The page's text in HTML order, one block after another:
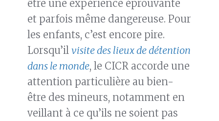
être une expérience éprouvante
et parfois même dangereuse. Pour
les enfants, c’est encore pire.
Lorsqu’il visite des lieux de détention
dans le monde, le CICR accorde une
attention particulière au bien-
être des mineurs, notamment en
veillant à ce qu’ils ne soient pas